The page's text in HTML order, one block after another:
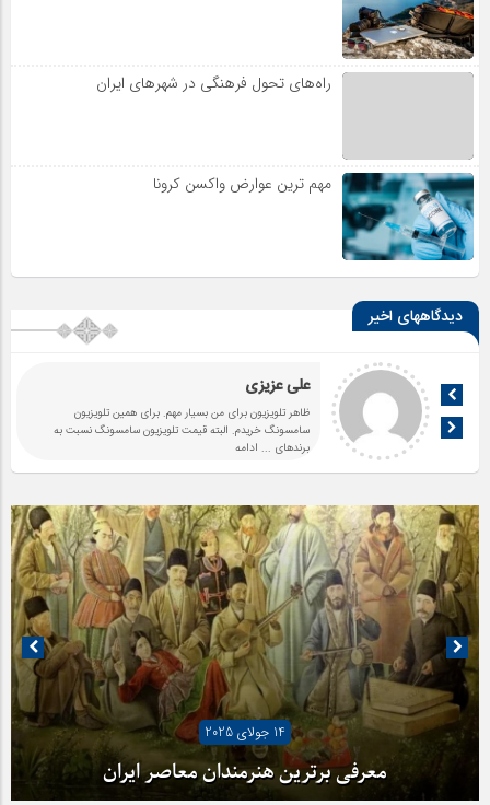
راه‌های تحول فرهنگی در شهرهای ایران
مهم ترین عوارض واکسن کرونا
دیدگاههای اخیر
علی عزیزی
ظاهر تلویزیون برای من بسیار مهم. برای همین تلویزیون
سامسونگ خریدم. البته قیمت تلویزیون سامسونگ نسبت به
برندهای ... ادامه
14 جولای 2025
07 جولای 2025